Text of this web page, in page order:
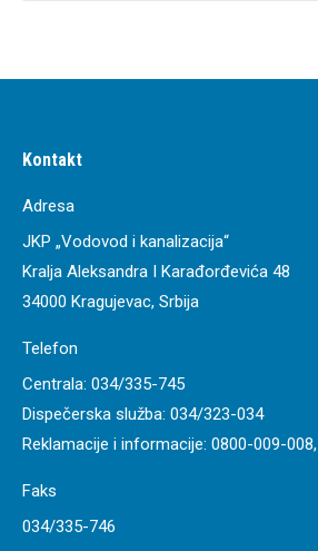
Kontakt
Adresa
JKP „Vodovod i kanalizacija“
Kralja Aleksandra I Karađorđevića 48
34000 Kragujevac, Srbija
Telefon
Centrala: 034/335-745
Dispečerska služba: 034/323-034
Reklamacije i informacije: 0800-009-008,
Faks
034/335-746